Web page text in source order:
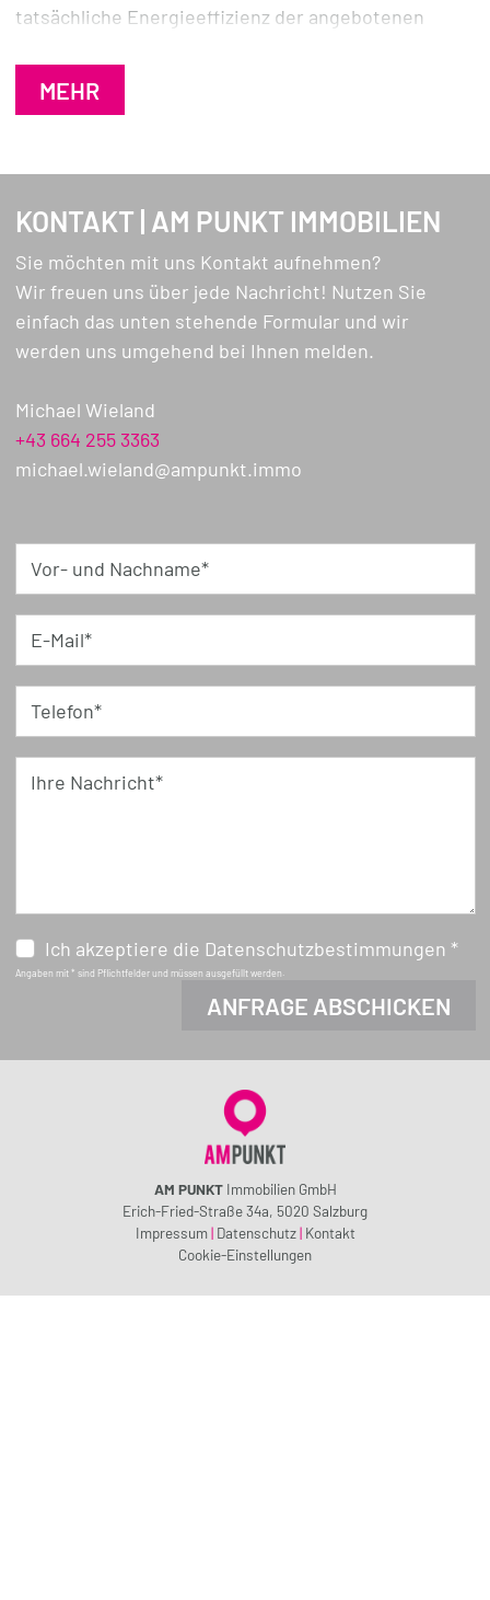
tatsächliche Energieeffizienz der angebotenen
MEHR
KONTAKT | AM PUNKT IMMOBILIEN
Sie möchten mit uns Kontakt aufnehmen?
Wir freuen uns über jede Nachricht! Nutzen Sie
einfach das unten stehende Formular und wir
werden uns umgehend bei Ihnen melden.
Michael Wieland
+43 664 255 3363
michael.wieland@ampunkt.immo
Vor- und Nachname*
E-Mail*
Telefon*
Ihre Nachricht*
Ich akzeptiere die Datenschutzbestimmungen *
Angaben mit * sind Pflichtfelder und müssen ausgefüllt werden.
AM PUNKTImmobilien GmbH
Erich-Fried-Straße 34a, 5020 Salzburg
Impressum | Datenschutz | Kontakt
Cookie-Einstellungen